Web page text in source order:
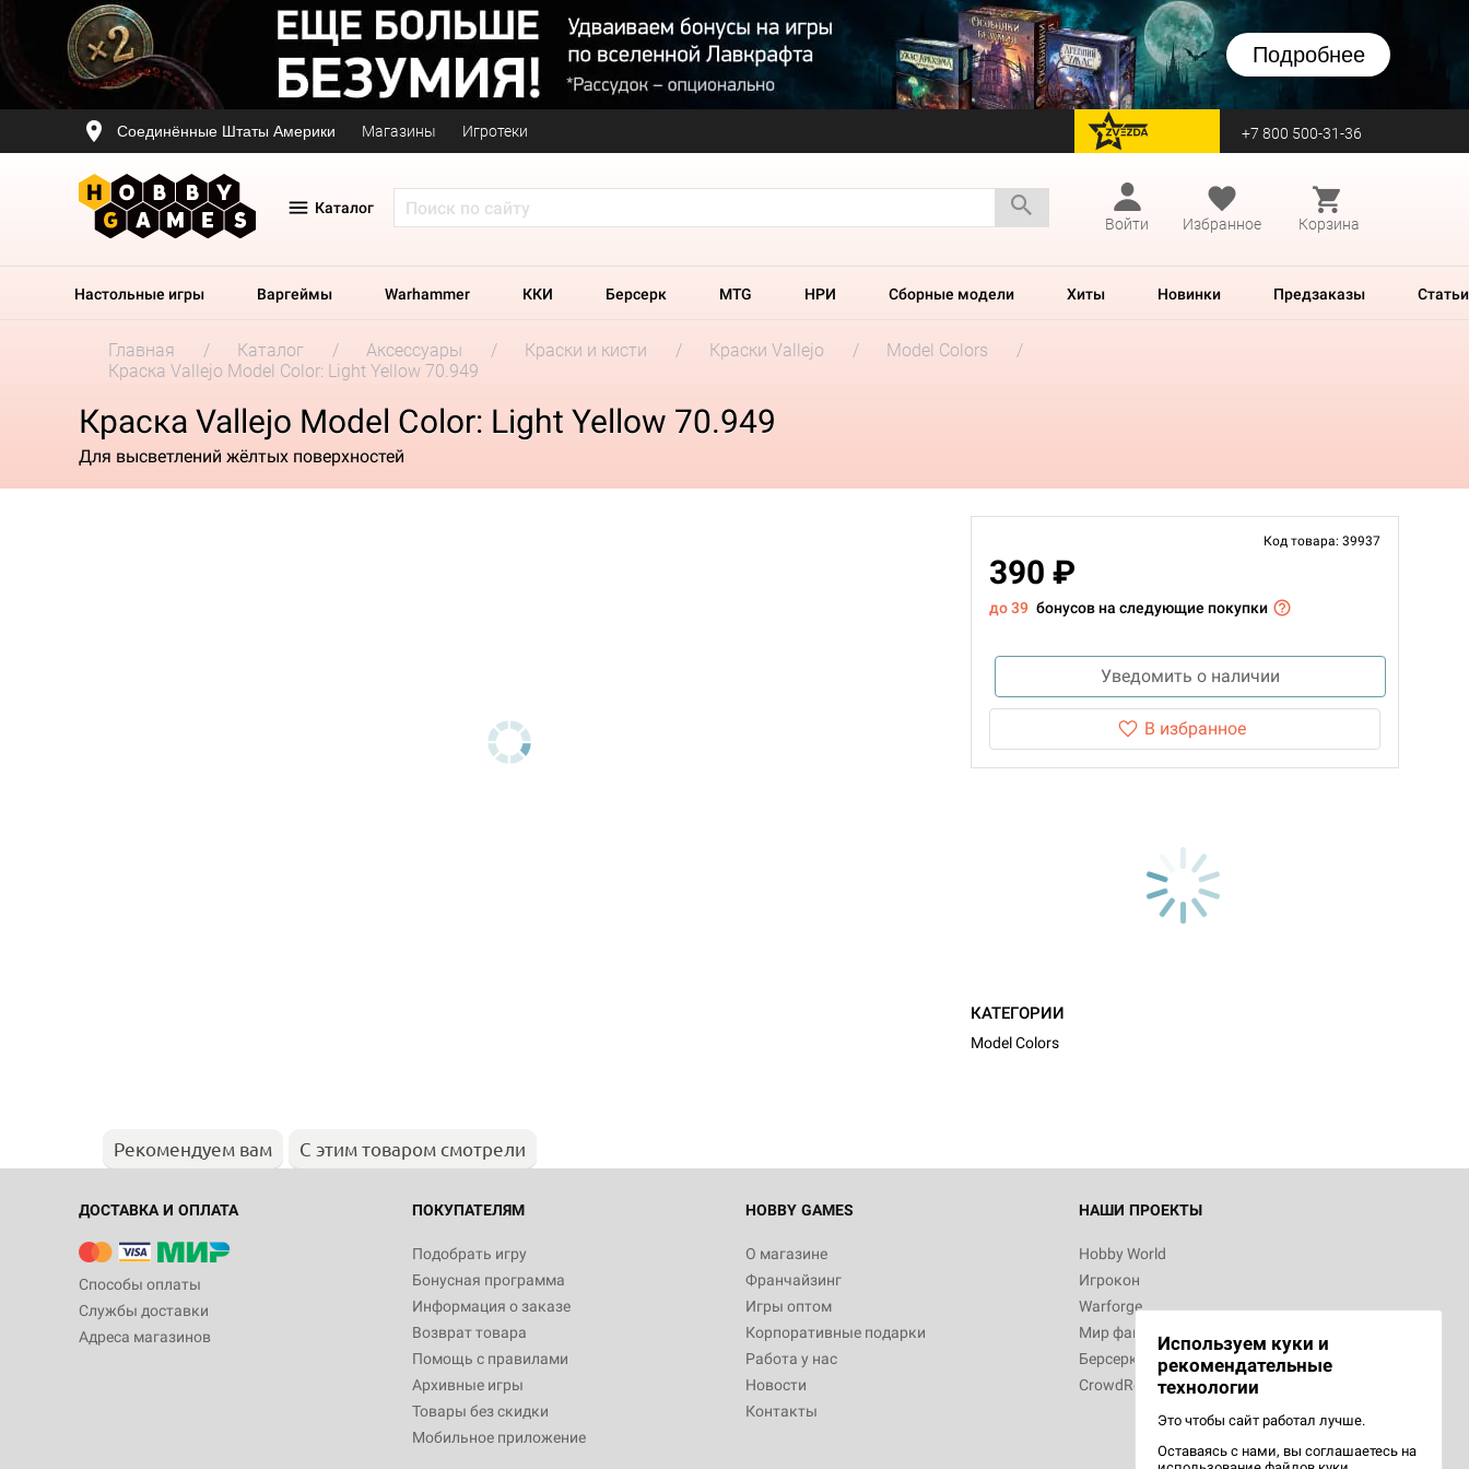
Подробнее
Соединённые Штаты Америки Магазины Игротеки перейти на Zvezda +7 800 500-31-36
Каталог
Войти
Избранное Корзина
Настольные игры Варгеймы Warhammer ККИ Берсерк MTG НРИ Сборные модели Хиты Новинки Предзаказы Статьи
Главная Каталог Аксессуары Краски и кисти Краски Vallejo
Model Colors
Краска Vallejo Model Color: Light Yellow 70.949
Краска Vallejo Model Color: Light Yellow 70.949
Для высветлений жёлтых поверхностей
Код товара: 39937
390 ₽
до 39 бонусов на следующие покупки
Уведомить о наличии
В избранное
КАТЕГОРИИ
Model Colors
Рекомендуем вам С этим товаром смотрели
ДОСТАВКА И ОПЛАТА
Способы оплаты
Службы доставки
Адреса магазинов
ПОКУПАТЕЛЯМ
Подобрать игру
Бонусная программа
Информация о заказе
Возврат товара
Помощь с правилами
Архивные игры
Товары без скидки
Мобильное приложение
HOBBY GAMES
О магазине
Франчайзинг
Игры оптом
Корпоративные подарки
Работа у нас
Новости
Контакты
НАШИ ПРОЕКТЫ
Hobby World
Игрокон
Warforge
Мир фантастики
Берсерк
CrowdRepublic
Используем куки и
рекомендательные
технологии
Это чтобы сайт работал лучше.
Оставаясь с нами, вы соглашаетесь на